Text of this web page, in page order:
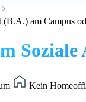
am Campus
Kein